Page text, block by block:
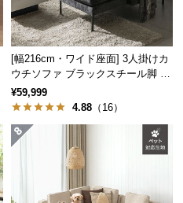
[幅216cm・ワイド座面] 3人掛けカ
ウチソファ ブラックスチール脚 L
字 ホテルライク 高級感
¥59,999
4.88 （16）